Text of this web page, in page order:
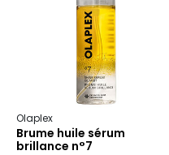
Olaplex
Brume huile sérum
brillance n°7